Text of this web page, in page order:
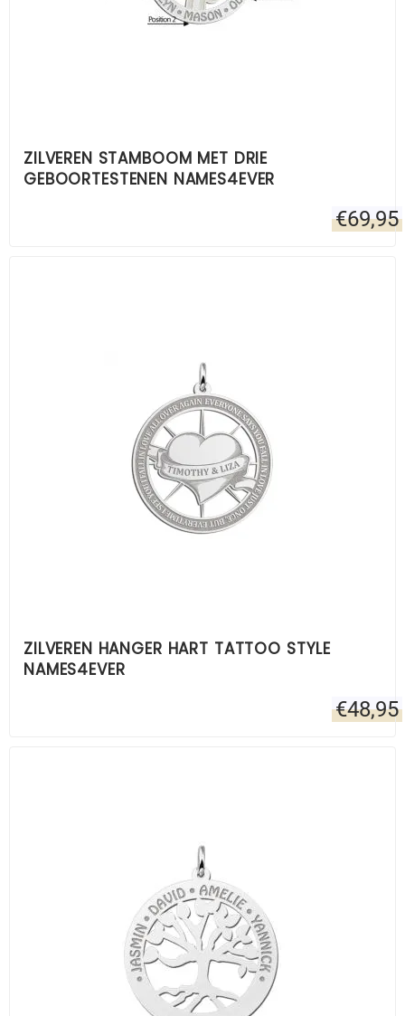
ZILVEREN STAMBOOM MET DRIE
GEBOORTESTENEN NAMES4EVER
€69,95
ZILVEREN HANGER HART TATTOO STYLE
NAMES4EVER
€48,95